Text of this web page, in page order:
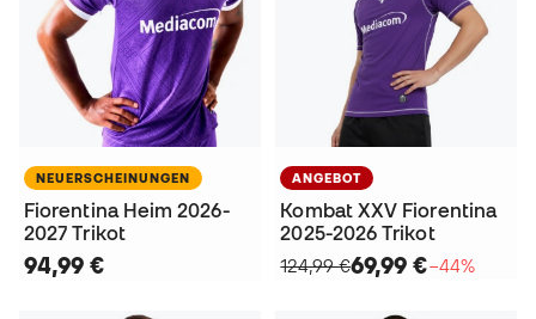
NEUERSCHEINUNGEN
Fiorentina Heim 2026-
2027 Trikot
94,99 €
ANGEBOT
Kombat XXV Fiorentina
2025-2026 Trikot
124,99 €69,99 €−44%